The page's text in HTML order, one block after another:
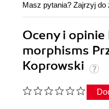
Masz pytania? Zajrzyj do
Oceny i
morphisms
Koprowski